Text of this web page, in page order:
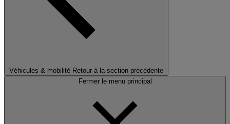
Véhicules & mobilité Retour à la section précédente
Fermer le menu principal